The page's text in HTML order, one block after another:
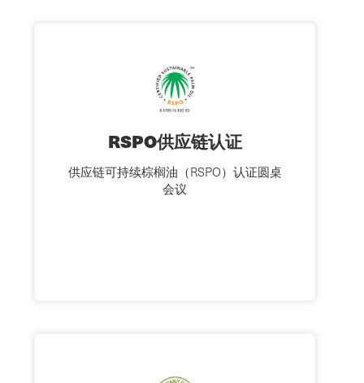
RSPO供应链认证
供应链可持续棕榈油（RSPO）认证圆桌
会议